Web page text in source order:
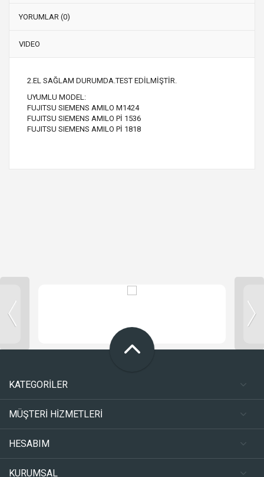
YORUMLAR (0)
VIDEO
2.EL SAĞLAM DURUMDA.TEST EDİLMİŞTİR.
UYUMLU MODEL:
FUJITSU SIEMENS AMILO M1424
FUJITSU SIEMENS AMILO Pİ 1536
FUJITSU SIEMENS AMILO Pİ 1818
KATEGORİLER
MÜŞTERİ HİZMETLERİ
HESABIM
KURUMSAL